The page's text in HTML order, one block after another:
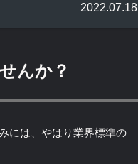
2022.07.18
んか？
には、やはり業界標準の